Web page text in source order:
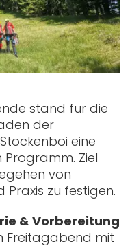
stand für die
der
eine
Ziel
von
Praxis zu festigen.
& Vorbereitung
Freitagabend mit